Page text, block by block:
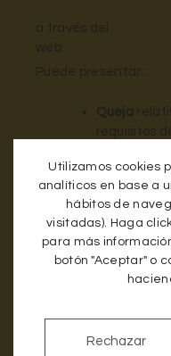
a través del
web.
Puede presentar:
Queja
requisitos
Solicitud
ámbito de
según lo
apartado
del
En la Solicitud de
Utilizamos cookies
analíticos en base a
hábitos de
visitadas). Haga
para más
botón "Aceptar" o
Rechazar